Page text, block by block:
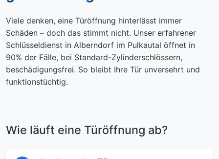
Viele denken, eine Türöffnung hinterlässt immer
Schäden – doch das stimmt nicht. Unser erfahrener
Schlüsseldienst in Alberndorf im Pulkautal öffnet in
90% der Fälle, bei Standard-Zylinderschlössern,
beschädigungsfrei. So bleibt Ihre Tür unversehrt und
funktionstüchtig.
Wie läuft eine Türöffnung ab?